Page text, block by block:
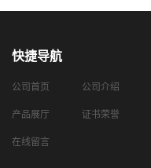
快捷导航
公司首页 公司介绍
产品展厅 证书荣誉
在线留言